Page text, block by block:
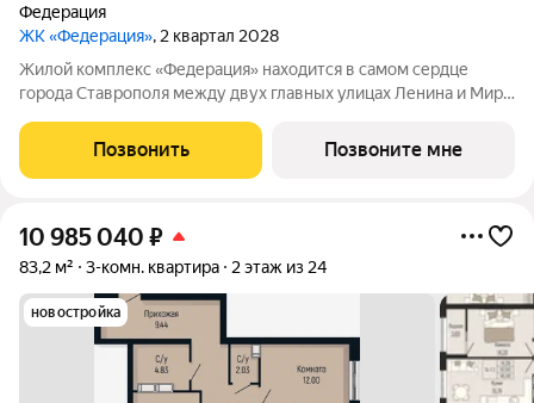
Федерация
ЖК «Федерация», 2 квартал 2028
Жилой комплекс «Федерация» находится в самом сердце
города Ставрополя между двух главных улицах Ленина и Мира,
Доваторцев. Зеленый двор способен придать новый уровень
качеству жизни, а его хозяину
Позвонить Позвоните мне
10 985 040 ₽
83,2 м² 3-комн. квартира 2 этаж из 24
новостройка